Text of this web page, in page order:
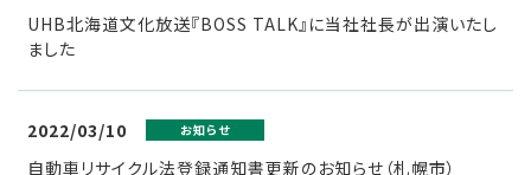
UHB北海道文化放送『BOSS TALK』に当社社長が出演いたし
ました
2022/03/10 お知らせ
自動車リサイクル法登録通知書更新のお知らせ（札幌市）